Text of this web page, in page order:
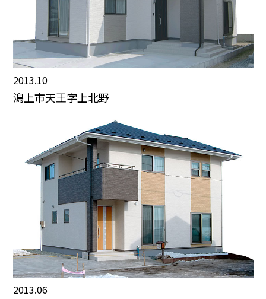
2013.10
潟上市天王字上北野
2013.06